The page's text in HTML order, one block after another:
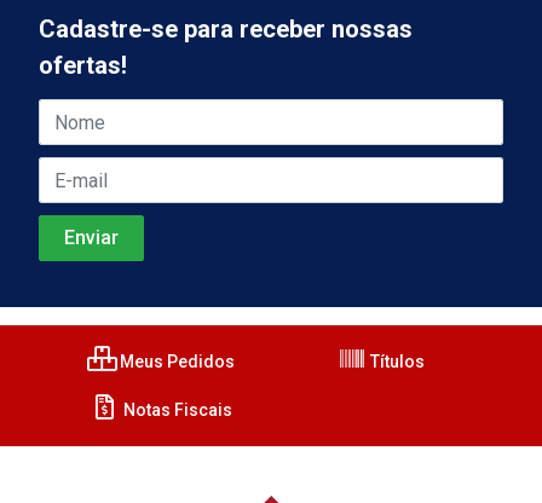
Cadastre-se para receber nossas
ofertas!
Meus Pedidos Títulos
Notas Fiscais